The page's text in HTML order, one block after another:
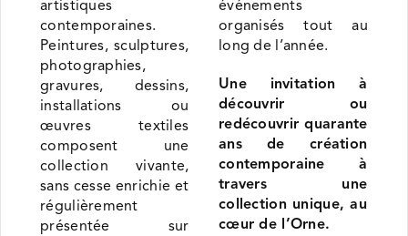
artistiques
contemporaines.
Peintures, sculptures,
photographies,
gravures, dessins,
installations ou
œuvres textiles
composent une
collection vivante,
sans cesse enrichie et
régulièrement
présentée sur
événements
organisés tout au
long de l’année.
Une invitation à
découvrir ou
redécouvrir quarante
ans de création
contemporaine à
travers une
collection unique, au
cœur de l’Orne.